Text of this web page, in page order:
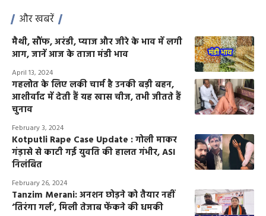
और खबरें
मैथी, सौंफ, अरंडी, प्याज और जीरे के भाव में लगी
आग, जानें आज के ताजा मंडी भाव
April 13, 2024
गहलोत के लिए लकी चार्म है उनकी बड़ी बहन,
आशीर्वाद में देती हैं यह खास चीज, तभी जीतते हैं
चुनाव
February 3, 2024
Kotputli Rape Case Update : गोली माकर
गंड़ासे से काटी गई युवति की हालत गंभीर, ASI
निलंबित
February 26, 2024
Tanzim Merani: अनशन छोड़ने को तैयार नहीं
‘तिरंगा गर्ल’, मिली तेजाब फेंकने की धमकी